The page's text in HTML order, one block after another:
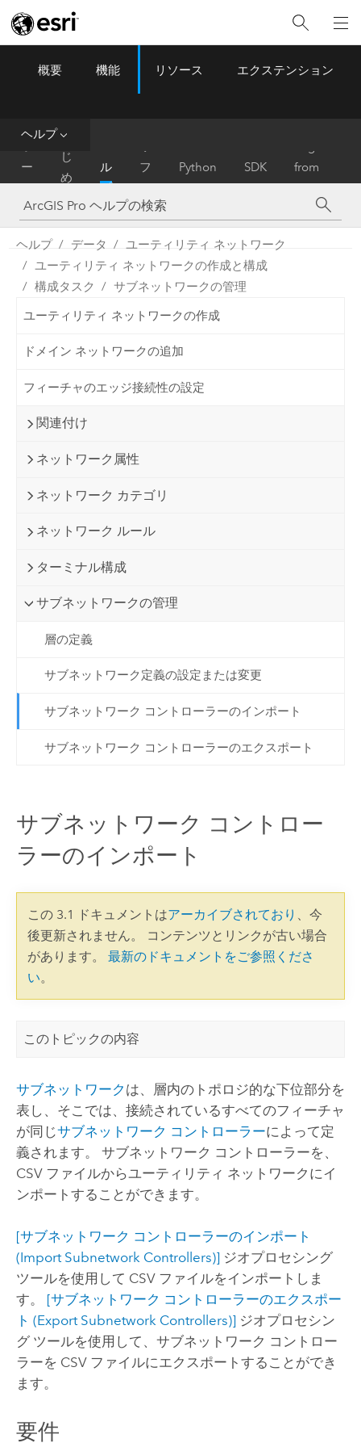
ArcGIS Pro Menu
概要 機能 リソース エクステンション
ヘルプ
ー
ム
は
じ
め
に
ル
プ
フ
ァ
レ
ン
Python SDK
from
ArcMap
ヘルプ データ
ユーティリティ ネットワーク
ユーティリティ ネットワークの作成と構成
構成タスク
サブネットワークの管理
ユーティリティ ネットワークの作成
ドメイン ネットワークの追加
フィーチャのエッジ接続性の設定
関連付け
ネットワーク属性
ネットワーク カテゴリ
ネットワーク ルール
ターミナル構成
サブネットワークの管理
層の定義
サブネットワーク定義の設定または変更
サブネットワーク コントローラーのインポート
サブネットワーク コントローラーのエクスポート
サブネットワーク コントロー
ラーのインポート
この 3.1 ドキュメントはアーカイブされており
、今
後更新されません。 コンテンツとリンクが古い場合
があります。 最新のドキュメントをご参照くださ
い。
このトピックの内容
サブネットワーク は、層内のトポロジ的な下位部分を
表し、そこでは、接続されているすべてのフィーチャ
が同じサブネットワーク コントローラーによって定
義されます。 サブネットワーク コントローラーを、
CSV ファイルからユーティリティ ネットワークにイ
ンポートすることができます。
[サブネットワーク コントローラーのインポート
(Import Subnetwork Controllers)]ジオプロセシング
ツールを使用して CSV ファイルをインポートしま
す。 [サブネットワーク コントローラーのエクスポー
ト (Export Subnetwork Controllers)]ジオプロセシン
グ ツールを使用して、サブネットワーク コントロー
ラーを CSV ファイルにエクスポートすることができ
ます。
要件